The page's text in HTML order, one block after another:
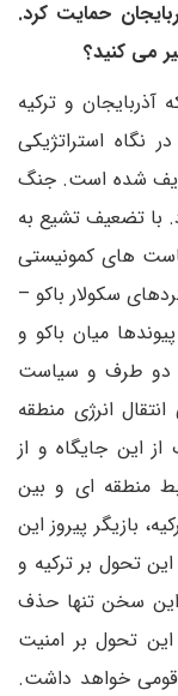
حمایت کرد.
می کنید؟
آذربایجان و ترکیه
نگاه استراتژیکی
شده است. جنگ
با تضعیف تشیع به
های کمونیستی
سکولار باکو –
میان باکو و
دو طرف و سیاست
انرژی منطقه
این جایگاه و از
منطقه ای و بین
بازیگر پیروز این
تحول بر ترکیه و
این سخن تنها حذف
این تحول بر امنیت
قومی خواهد داشت‌.